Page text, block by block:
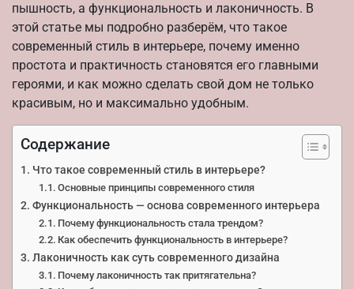
пышность, а функциональность и лаконичность. В
этой статье мы подробно разберём, что такое
современный стиль в интерьере, почему именно
простота и практичность становятся его главными
героями, и как можно сделать свой дом не только
красивым, но и максимально удобным.
Содержание
Что такое современный стиль в интерьере?
Основные принципы современного стиля
Функциональность — основа современного интерьера
Почему функциональность стала трендом?
Как обеспечить функциональность в интерьере?
Лаконичность как суть современного дизайна
Почему лаконичность так притягательна?